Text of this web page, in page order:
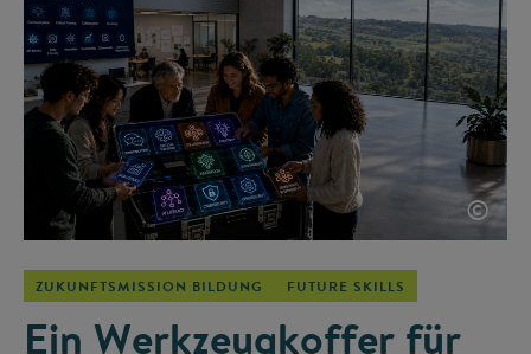
©
ZUKUNFTSMISSION BILDUNG FUTURE SKILLS
Ein Werkzeugkoffer für